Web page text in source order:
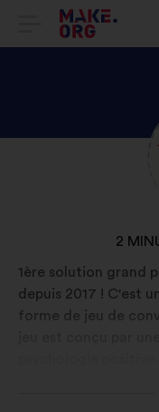
PREJSŤ
2
1ère solution grand
depuis 2017 ! C'est
forme de jeu de
une carte et